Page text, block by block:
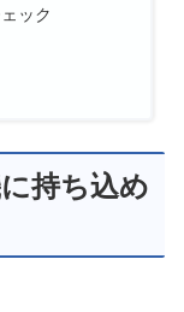
ック
持ち込め